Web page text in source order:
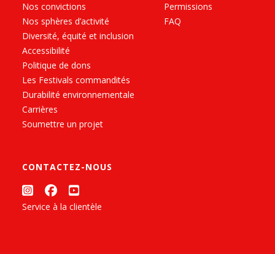
Nos convictions
Nos sphères d’activité
Diversité, équité et inclusion
Accessibilité
Politique de dons
Les Festivals commandités
Durabilité environnementale
Carrières
Soumettre un projet
Permissions
FAQ
CONTACTEZ-NOUS
Service à la clientèle